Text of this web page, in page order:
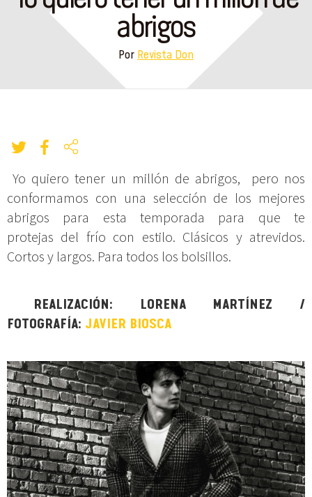
abrigos
Por Revista Don
Yo quiero tener un millón de abrigos, pero nos
conformamos con una selección de los mejores
abrigos para esta temporada para que te
protejas del frío con estilo. Clásicos y atrevidos.
Cortos y largos. Para todos los bolsillos.
REALIZACIÓN: LORENA MARTÍNEZ /
FOTOGRAFÍA: JAVIER BIOSCA